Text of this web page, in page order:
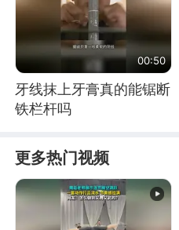
00:50
牙线抹上牙膏真的能锯断
铁栏杆吗
更多热门视频